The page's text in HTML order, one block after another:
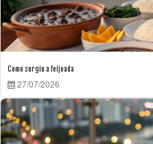
Como surgiu a feijoada
27/07/2026